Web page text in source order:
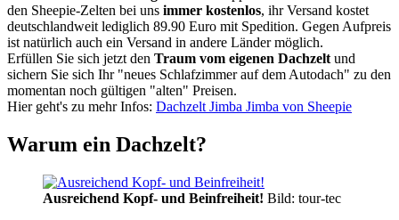
den Sheepie-Zelten bei uns immer kostenlos, ihr Versand kostet
deutschlandweit lediglich 89.90 Euro mit Spedition. Gegen Aufpreis
ist natürlich auch ein Versand in andere Länder möglich.
Erfüllen Sie sich jetzt den Traum vom eigenen Dachzelt und
sichern Sie sich Ihr "neues Schlafzimmer auf dem Autodach" zu den
momentan noch gültigen "alten" Preisen.
Hier geht's zu mehr Infos: Dachzelt Jimba Jimba von Sheepie
Warum ein Dachzelt?
Ausreichend Kopf- und Beinfreiheit! Bild: tour-tec